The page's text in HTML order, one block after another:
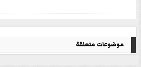
موضوعات متعلقة